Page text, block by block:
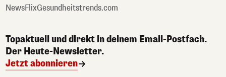
NewsFlixGesundheitstrends.com
Topaktuell und direkt in deinem Email-Postfach.
Der Heute-Newsletter.
Jetzt abonnieren